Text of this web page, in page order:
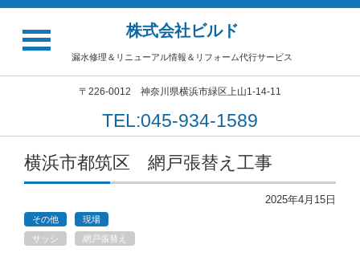
株式会社ビルド
漏水修理＆リニューアル情報＆リフォーム代行サービス
〒226-0012 神奈川県横浜市緑区上山1-14-11
TEL:045-934-1589
横浜市都筑区 網戸張替え工事
2025年4月15日
その他
現場
サッシ
網戸張替え